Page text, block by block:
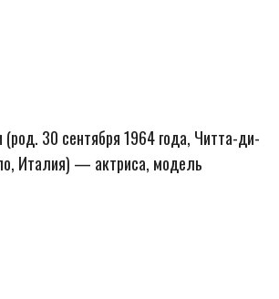
30 сентября 1964 года, Читта-ди-
Италия) — актриса, модель